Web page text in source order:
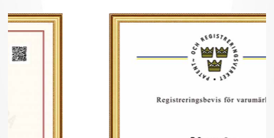
проектирования конструкции до разработки
пресс-форм, прототипирования продукта, а
массовое производство может быть выполнено
независимо с помощью производственных
цехов площадью 3500 м2, оснащенных станками
для лазерной резки.